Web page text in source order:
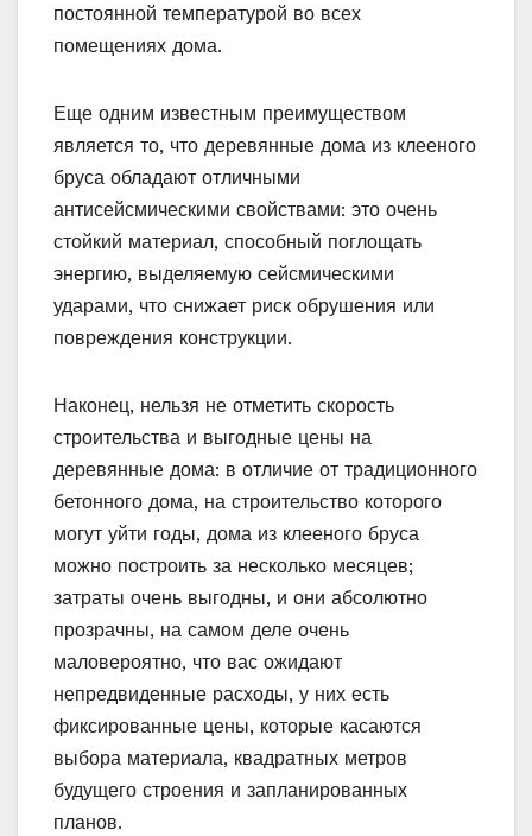
постоянной температурой во всех
помещениях дома.
Еще одним известным преимуществом
является то, что деревянные дома из клееного
бруса обладают отличными
антисейсмическими свойствами: это очень
стойкий материал, способный поглощать
энергию, выделяемую сейсмическими
ударами, что снижает риск обрушения или
повреждения конструкции.
Наконец, нельзя не отметить скорость
строительства и выгодные цены на
деревянные дома: в отличие от традиционного
бетонного дома, на строительство которого
могут уйти годы, дома из клееного бруса
можно построить за несколько месяцев;
затраты очень выгодны, и они абсолютно
прозрачны, на самом деле очень
маловероятно, что вас ожидают
непредвиденные расходы, у них есть
фиксированные цены, которые касаются
выбора материала, квадратных метров
будущего строения и запланированных
планов.